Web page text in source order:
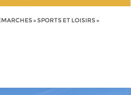
» SPORTS ET LOISIRS»